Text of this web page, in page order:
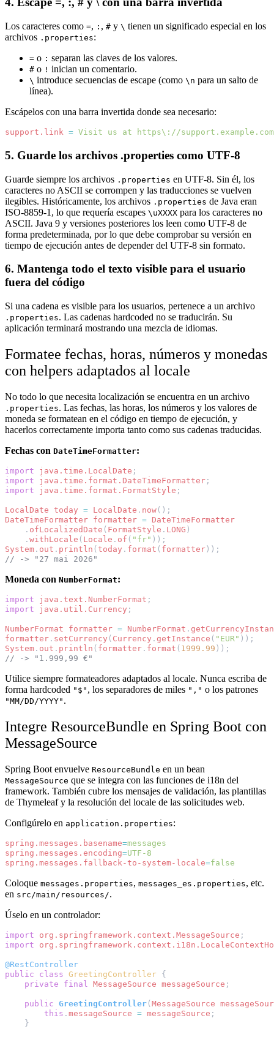
Los caracteres como =, : , # y \ tienen un significado especial en los
archivos .properties:
= o : separan las claves de los valores.
# o ! inician un comentario.
\ introduce secuencias de escape (como \n para un salto de
línea).
Escápelos con una barra invertida donde sea necesario:
support.link = Visit us at https\: //support.example.com
5. Guarde los archivos .properties como UTF-8
Guarde siempre los archivos .properties en UTF-8. Sin él, los
caracteres no ASCII se corrompen y las traducciones se vuelven
ilegibles. Históricamente, los archivos .properties de Java eran
ISO-8859-1, lo que requería escapes \uXXXX para los caracteres no
ASCII. Java 9 y versiones posteriores los leen como UTF-8 de
forma predeterminada, por lo que debe comprobar su versión en
tiempo de ejecución antes de depender del UTF-8 sin formato.
6. Mantenga todo el texto visible para el usuario
fuera del código
Si una cadena es visible para los usuarios, pertenece a un archivo
.properties. Las cadenas hardcoded no se traducirán. Su
aplicación terminará mostrando una mezcla de idiomas.
Formatee fechas, horas, números y monedas
con helpers adaptados al locale
No todo lo que necesita localización se encuentra en un archivo
.properties. Las fechas, las horas, los números y los valores de
moneda se formatean en el código en tiempo de ejecución, y
hacerlos correctamente importa tanto como sus cadenas traducidas.
Fechas con DateTimeFormatter:
import java.time.LocalDate ;
import
java.time.format.DateTimeFormatter ;
import
java.time.format.FormatStyle ;
LocalDate today = LocalDate . now ();
DateTimeFormatter formatter = DateTimeFormatter
. ofLocalizedDate ( FormatStyle . LONG )
. withLocale ( Locale . of ( "fr" ));
System . out . println ( today . format ( formatter ));
// -> "27 mai 2026"
Moneda con NumberFormat:
import java.text.NumberFormat ;
import
java.util.Currency ;
NumberFormat formatter = NumberFormat .
formatter . setCurrency ( Currency . getInstance ( "EUR" ));
System . out . println ( formatter . format ( 1999.99 ));
// -> "1.999,99 €"
Utilice siempre formateadores adaptados al locale. Nunca escriba de
forma hardcoded "$" , los separadores de miles "," o los patrones
"MM/DD/YYYY" .
Integre ResourceBundle en Spring Boot con
MessageSource
Spring Boot envuelve ResourceBundle en un bean
MessageSource que se integra con las funciones de i18n del
framework. También cubre los mensajes de validación, las plantillas
de Thymeleaf y la resolución del locale de las solicitudes web.
Configúrelo en application.properties:
spring.messages.basename=messages
spring.messages.encoding=UTF-8
spring.messages.fallback-to-system-locale=false
Coloque messages.properties, messages_es.properties, etc.
en src/main/resources/.
Úselo en un controlador:
import org.springframework.context.MessageSource ;
import
@RestController
public
class GreetingController {
private
final MessageSource messageSource ;
public GreetingController (MessageSource
this . messageSource = messageSource ;
}